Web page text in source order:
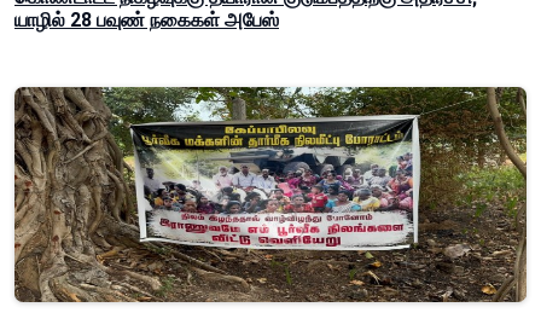
யாழில் 28 பவுண் நகைகள் அபேஸ்